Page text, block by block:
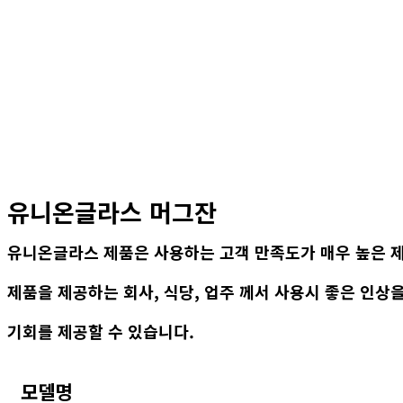
유니온글라스 머그잔
유니온글라스 제품은 사용하는 고객 만족도가 매우 높은
제품을 제공하는 회사, 식당, 업주 께서 사용시 좋은 인상
기회를 제공할 수 있습니다.
모델명